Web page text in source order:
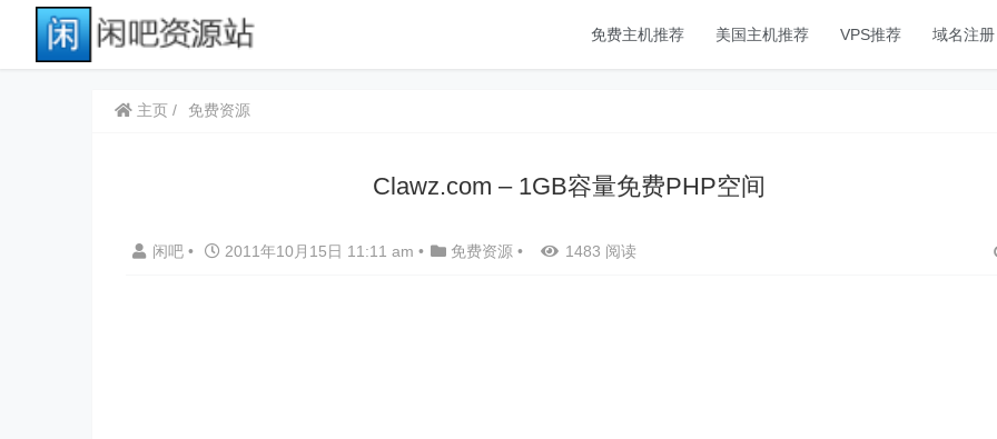
免费主机推荐 美国主机推荐 VPS推荐 域名注册
主页 免费资源
Clawz.com – 1GB容量免费PHP空间
闲吧 • 2011年10月15日 11:11 am • 免费资源 • 1483 阅读